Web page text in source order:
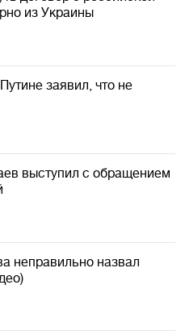
из Украины
заявил, что не
выступил с обращением
неправильно назвал